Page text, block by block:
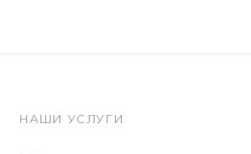
НАШИ УСЛУГИ